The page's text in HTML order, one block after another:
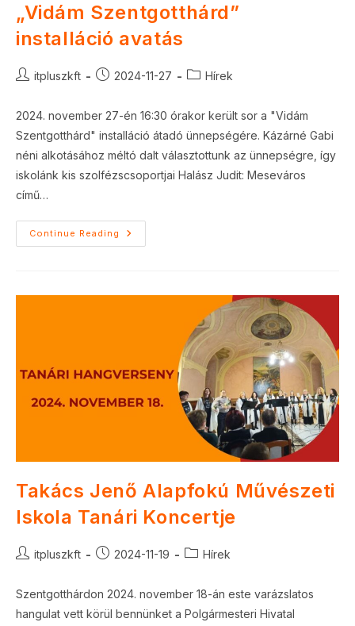
„Vidám Szentgotthárd”
installáció avatás
Postitpluszkft
Post2024-11-27
PostHírek
2024. november 27-én 16:30 órakor került sor a "Vidám
Szentgotthárd" installáció átadó ünnepségére. Kázárné Gabi
néni alkotásához méltó dalt választottunk az ünnepségre, így
iskolánk kis szolfézscsoportjai Halász Judit: Meseváros
című…
Continue Reading
„Vidám
Szentgotthárd”
Takács Jenő Alapfokú Művészeti
Iskola Tanári Koncertje
Postitpluszkft
Post2024-11-19
PostHírek
Szentgotthárdon 2024. november 18-án este varázslatos
hangulat vett körül bennünket a Polgármesteri Hivatal